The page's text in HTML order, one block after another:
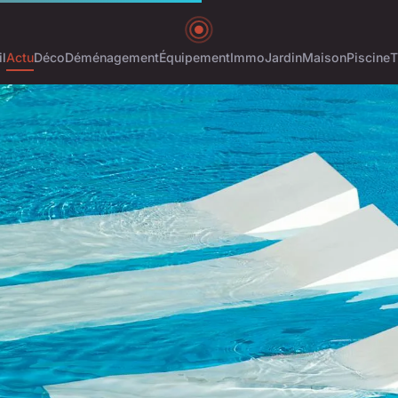
ActuDécoDéménagementÉquipementImmoJardinMaisonPiscine